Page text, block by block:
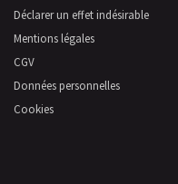
Déclarer un effet indésirable
Mentions légales
CGV
Données personnelles
Cookies